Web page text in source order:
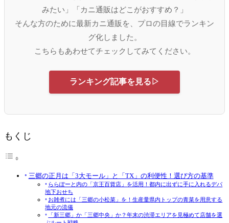
みたい」「カニ通販はどこがおすすめ？」
そんな方のために最新カニ通販を、プロの目線でランキン
グ化しました。
こちらもあわせてチェックしてみてください。
ランキング記事を見る▷
もくじ
三郷の正月は「3大モール」と「TX」の利便性！選び方の基準
ららぽーと内の「京王百貨店」を活用！都内に出ずに手に入れるデパ
地下おせち
お雑煮には「三郷の小松菜」を！生産量県内トップの青菜を用意する
地元の流儀
「新三郷」か「三郷中央」か？年末の渋滞エリアを見極めて店舗を選